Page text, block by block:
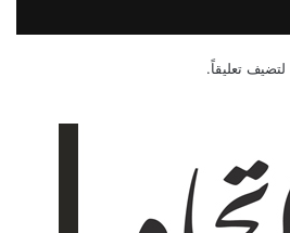
لتضيف تعليقاً.